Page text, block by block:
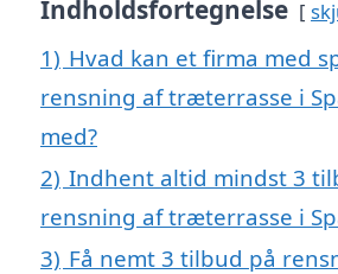
Indholdsfortegnelse
1) Hvad kan et firma med
rensning af træterrasse i
med?
2) Indhent altid mindst 3
rensning af træterrasse i
3) Få nemt 3 tilbud på